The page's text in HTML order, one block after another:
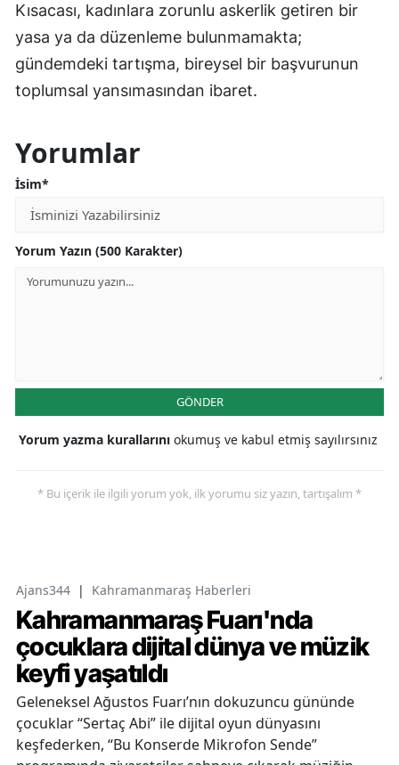
Kısacası, kadınlara zorunlu askerlik getiren bir
yasa ya da düzenleme bulunmamakta;
gündemdeki tartışma, bireysel bir başvurunun
toplumsal yansımasından ibaret.
Yorumlar
İsim*
Yorum Yazın (500 Karakter)
GÖNDER
Yorum yazma kurallarını okumuş ve kabul etmiş sayılırsınız
* Bu içerik ile ilgili yorum yok, ilk yorumu siz yazın, tartışalım *
Ajans344 | Kahramanmaraş Haberleri
Kahramanmaraş Fuarı'nda
çocuklara dijital dünya ve müzik
keyfi yaşatıldı
Geleneksel Ağustos Fuarı’nın dokuzuncu gününde
çocuklar “Sertaç Abi” ile dijital oyun dünyasını
keşfederken, “Bu Konserde Mikrofon Sende”